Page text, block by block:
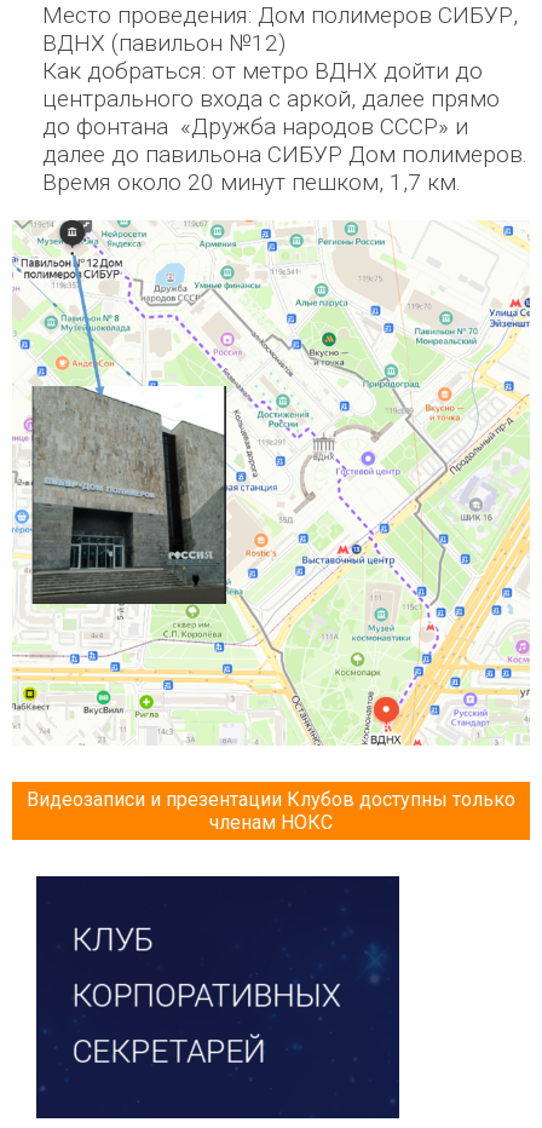
Место проведения: Дом полимеров СИБУР,
ВДНХ (павильон №12)
Как добраться: от метро ВДНХ дойти до
центрального входа с аркой, далее прямо
до фонтана «Дружба народов СССР» и
далее до павильона СИБУР Дом полимеров.
Время около 20 минут пешком, 1,7 км.
Видеозаписи и презентации Клубов доступны только
членам НОКС